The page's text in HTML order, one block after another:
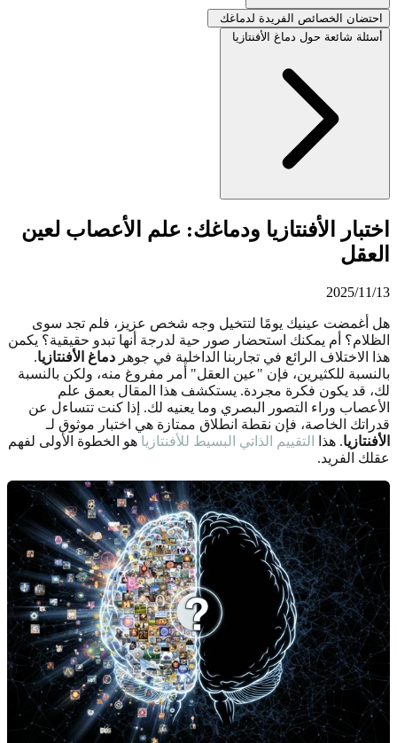
احتضان الخصائص الفريدة لدماغك
أسئلة شائعة حول دماغ الأفنتازيا
اختبار الأفنتازيا ودماغك: علم الأعصاب لعين
العقل
2025/11/13
هل أغمضت عينيك يومًا لتتخيل وجه شخص عزيز، فلم تجد سوى
الظلام؟ أم يمكنك استحضار صور حية لدرجة أنها تبدو حقيقية؟ يكمن
هذا الاختلاف الرائع في تجاربنا الداخلية في جوهر دماغ الأفنتازيا.
بالنسبة للكثيرين، فإن "عين العقل" أمر مفروغ منه، ولكن بالنسبة
لك، قد يكون فكرة مجردة. يستكشف هذا المقال بعمق علم
الأعصاب وراء التصور البصري وما يعنيه لك. إذا كنت تتساءل عن
قدراتك الخاصة، فإن نقطة انطلاق ممتازة هي اختبار موثوق لـ
الأفنتازيا. هذا التقييم الذاتي البسيط للأفنتازيا هو الخطوة الأولى لفهم
عقلك الفريد.